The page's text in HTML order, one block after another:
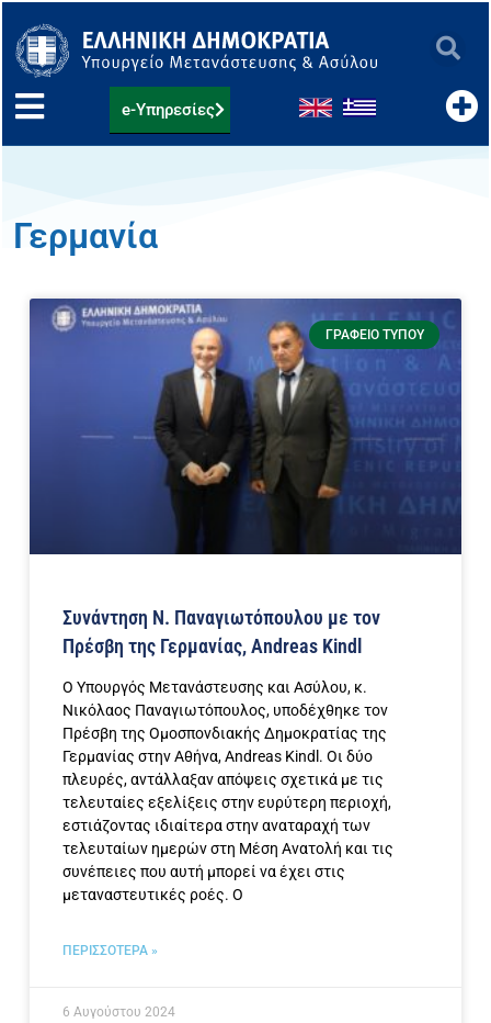
στο
περιεχόμενο
e-Υπηρεσίες
Γερμανία
ΓΡΑΦΕΊΟ ΤΎΠΟΥ
Συνάντηση Ν. Παναγιωτόπουλου με τον
Πρέσβη της Γερμανίας, Andreas Kindl
Ο Υπουργός Μετανάστευσης και Ασύλου, κ.
Νικόλαος Παναγιωτόπουλος, υποδέχθηκε τον
Πρέσβη της Ομοσπονδιακής Δημοκρατίας της
Γερμανίας στην Αθήνα, Andreas Kindl. Οι δύο
πλευρές, αντάλλαξαν απόψεις σχετικά με τις
τελευταίες εξελίξεις στην ευρύτερη περιοχή,
εστιάζοντας ιδιαίτερα στην αναταραχή των
τελευταίων ημερών στη Μέση Ανατολή και τις
συνέπειες που αυτή μπορεί να έχει στις
μεταναστευτικές ροές. Ο
ΠΕΡΙΣΣΟΤΕΡΑ »
6 Αυγούστου 2024
PagePagePage